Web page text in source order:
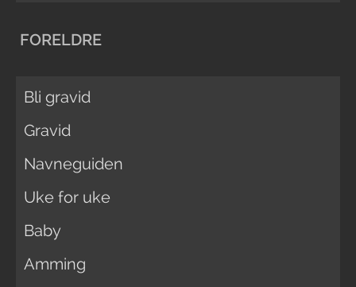
FORELDRE
Bli gravid
Gravid
Navneguiden
Uke for uke
Baby
Amming